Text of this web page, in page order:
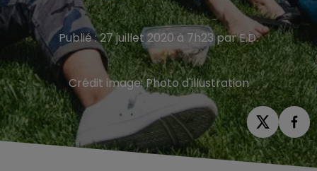
Publié : 27 juillet 2020 à 7h23 par E.D.
Crédit image:Photo d'illustration